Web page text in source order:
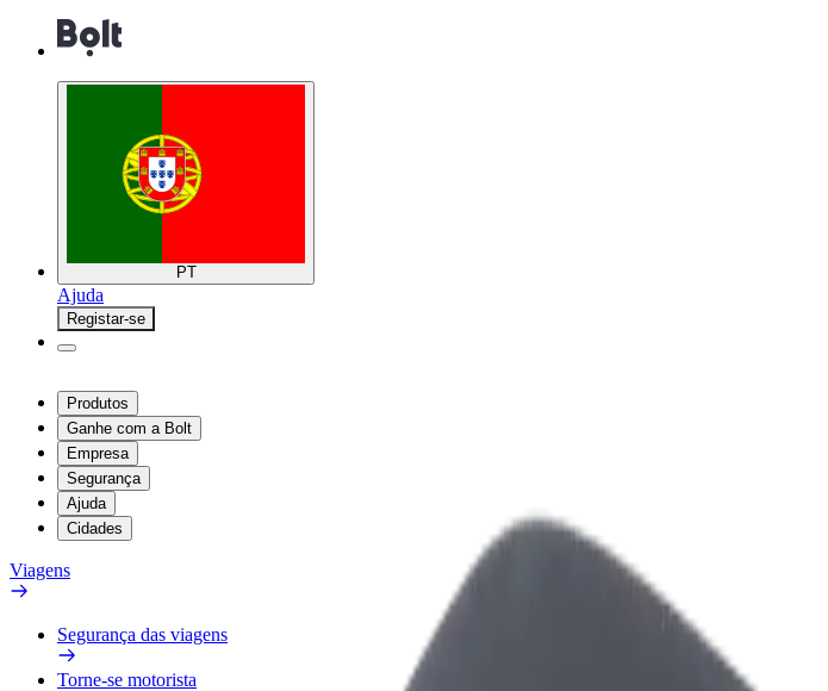
PT
Ajuda
Registar-se
Produtos
Ganhe com a Bolt
Empresa
Segurança
Ajuda
Cidades
Viagens
Segurança das viagens
Torne-se motorista